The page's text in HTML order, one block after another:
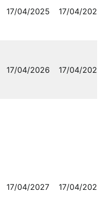
17/04/2025 17/04/2025
17/04/2026 17/04/2026
17/04/2027 17/04/2027